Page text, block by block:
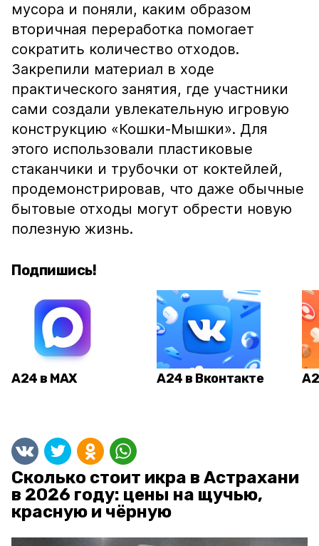
мусора и поняли, каким образом
вторичная переработка помогает
сократить количество отходов.
Закрепили материал в ходе
практического занятия, где участники
сами создали увлекательную игровую
конструкцию «Кошки-Мышки». Для
этого использовали пластиковые
стаканчики и трубочки от коктейлей,
продемонстрировав, что даже обычные
бытовые отходы могут обрести новую
полезную жизнь.
Подпишись!
А24 в MAX А24 в Вконтакте
Сколько стоит икра в Астрахани
в 2026 году: цены на щучью,
красную и чёрную